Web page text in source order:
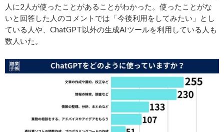
人に2人が使ったことがあることがわかった。使ったことがな
いと回答した人のコメントでは「今後利用をしてみたい」とし
ている人や、ChatGPT以外の生成AIツールを利用している人も
数人いた。